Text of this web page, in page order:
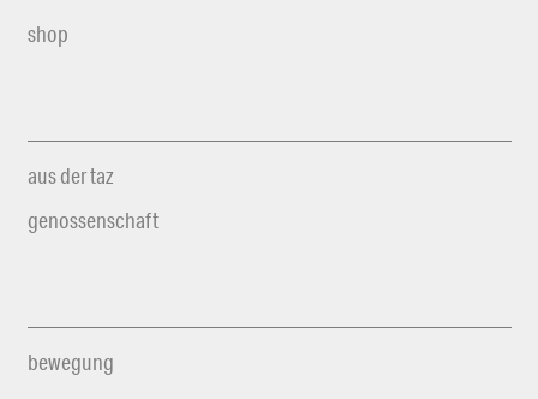
shop
aus der taz
genossenschaft
bewegung